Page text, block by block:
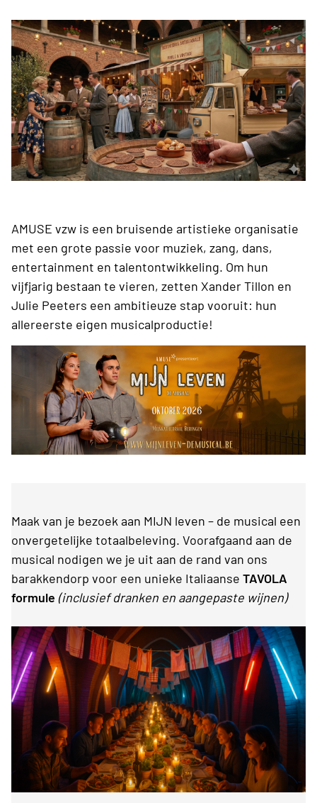
AMUSE vzw is een bruisende artistieke organisatie
met een grote passie voor muziek, zang, dans,
entertainment en talentontwikkeling. Om hun
vijfjarig bestaan te vieren, zetten Xander Tillon en
Julie Peeters een ambitieuze stap vooruit: hun
allereerste eigen musicalproductie!
Maak van je bezoek aan MIJN leven – de musical een
onvergetelijke totaalbeleving. Voorafgaand aan de
musical nodigen we je uit aan de rand van ons
barakkendorp voor een unieke Italiaanse TAVOLA
formule (inclusief dranken en aangepaste wijnen)